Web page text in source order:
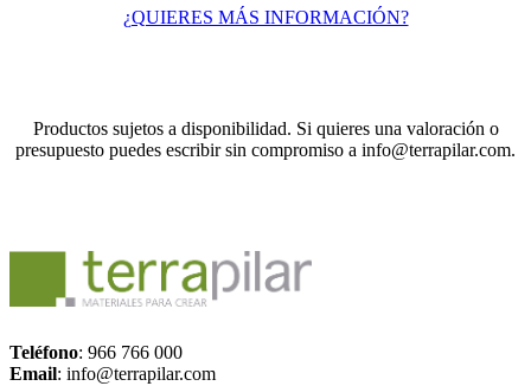
¿QUIERES MÁS INFORMACIÓN?
Productos sujetos a disponibilidad. Si quieres una valoración o
presupuesto puedes escribir sin compromiso a info@terrapilar.com.
Teléfono: 966 766 000
Email: info@terrapilar.com